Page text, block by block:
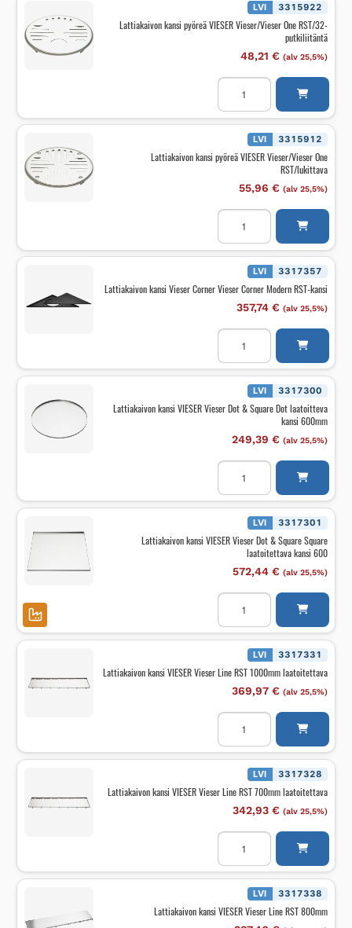
määrä
LVI 3315922
Lattiakaivon kansi pyöreä VIESER Vieser/Vieser One RST/32-
putkiliitäntä
48,21 € (alv 25,5%)
Lattiakaivon
kansi
VIESER
Vieser/Vieser
RST/32-
putkiliitäntä
LVI 3315912
Lattiakaivon kansi pyöreä VIESER Vieser/Vieser One
RST/lukittava
55,96 € (alv 25,5%)
Lattiakaivon
kansi
VIESER
Vieser/Vieser
RST/lukittava
määrä
LVI 3317357
Lattiakaivon kansi Vieser Corner Vieser Corner Modern RST-kansi
357,74 € (alv 25,5%)
Lattiakaivon
kansi
Corner
Vieser
Corner
Modern
RST-
LVI 3317300
Lattiakaivon kansi VIESER Vieser Dot & Square Dot laatoitteva
kansi 600mm
249,39 € (alv 25,5%)
Lattiakaivon
kansi
Vieser
Dot
Square
Dot
laatoitteva
600mm
LVI 3317301
Lattiakaivon kansi VIESER Vieser Dot & Square Square
laatoitettava kansi 600
572,44 € (alv 25,5%)
Lattiakaivon
kansi
Vieser
Dot
Square
Square
laatoitettava
kansi
määrä
LVI 3317331
Lattiakaivon kansi VIESER Vieser Line RST 1000mm laatoitettava
369,97 € (alv 25,5%)
Lattiakaivon
kansi
Vieser
Line
1000mm
laatoitettava
määrä
LVI 3317328
Lattiakaivon kansi VIESER Vieser Line RST 700mm laatoitettava
342,93 € (alv 25,5%)
Lattiakaivon
kansi
Vieser
Line
700mm
laatoitettava
määrä
LVI 3317338
Lattiakaivon kansi VIESER Vieser Line RST 800mm